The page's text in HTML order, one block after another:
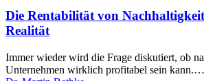
Nachhaltigkeit:
Mythos
versus
Die Rentabilität von
Realität
Immer wieder wird die Frage diskutiert, ob
Unternehmen wirklich profitabel sein kann.…